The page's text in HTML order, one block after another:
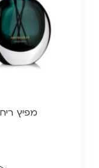
מפיץ ריח